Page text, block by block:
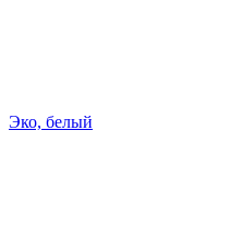
Эко, белый